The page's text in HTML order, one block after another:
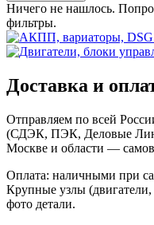
Ничего не нашлось.
фильтры.
Доставка и
Отправляем по всей
(СДЭК, ПЭК, Деловые
Москве и области —
Оплата: наличными при
Крупные узлы
фото детали.